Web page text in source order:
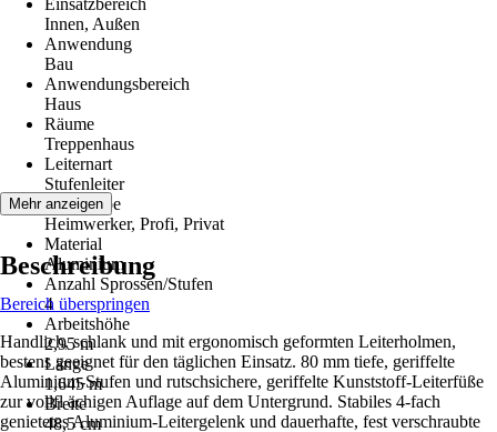
Einsatzbereich
Innen, Außen
Anwendung
Bau
Anwendungsbereich
Haus
Räume
Treppenhaus
Leiternart
Stufenleiter
Zielgruppe
Heimwerker, Profi, Privat
Material
Aluminium
Anzahl Sprossen/Stufen
4
Arbeitshöhe
2,95 m
Länge
1,645 m
Breite
48,5 cm
Mehr anzeigen
Beschreibung
Bereich überspringen
Handlich, schlank und mit ergonomisch geformten Leiterholmen,
bestens geeignet für den täglichen Einsatz. 80 mm tiefe, geriffelte
Aluminium-Stufen und rutschsichere, geriffelte Kunststoff-Leiterfüße
zur vollfl ächigen Auflage auf dem Untergrund. Stabiles 4-fach
genietetes Aluminium-Leitergelenk und dauerhafte, fest verschraubte